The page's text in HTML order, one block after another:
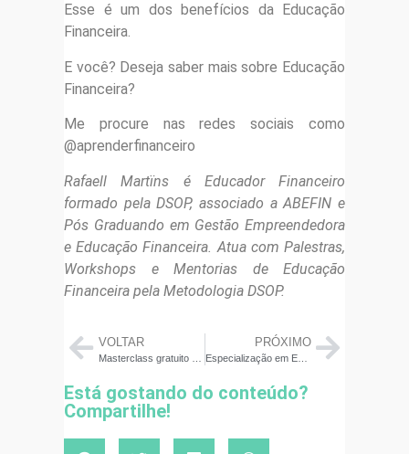
Esse é um dos benefícios da Educação
Financeira.
E você? Deseja saber mais sobre Educação
Financeira?
Me procure nas redes sociais como
@aprenderfinanceiro
Rafaell Martïns é Educador Financeiro
formado pela DSOP, associado a ABEFIN e
Pós Graduando em Gestão Empreendedora
e Educação Financeira. Atua com Palestras,
Workshops e Mentorias de Educação
Financeira pela Metodologia DSOP.
VOLTAR PRÓXIMO
Especialização em Educação Financeira com Neurociência para Docentes – Metodologia DSOP na UNOESTE
Está gostando do conteúdo?
Compartilhe!